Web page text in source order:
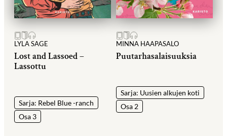
LYLA SAGE
Lost and Lassoed –
Lassottu
Sarja: Rebel Blue -ranch
Osa 3
MINNA HAAPASALO
Puutarhasalaisuuksia
Sarja: Uusien alkujen koti
Osa 2